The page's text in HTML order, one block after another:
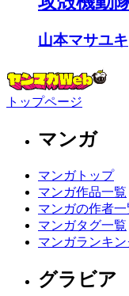
山本マサユキ
トップページ
マンガ
マンガトップ
マンガ作品一覧
マンガの作者一
マンガタグ一覧
マンガランキン
グラビア